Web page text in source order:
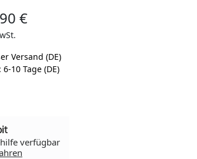
€
Versand (DE)
10 Tage (DE)
verfügbar